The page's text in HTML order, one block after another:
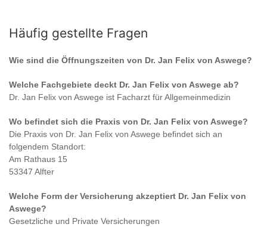
Häufig gestellte Fragen
Wie sind die Öffnungszeiten von Dr. Jan Felix von Aswege?
Welche Fachgebiete deckt Dr. Jan Felix von Aswege ab?
Dr. Jan Felix von Aswege ist Facharzt für Allgemeinmedizin
Wo befindet sich die Praxis von Dr. Jan Felix von Aswege?
Die Praxis von Dr. Jan Felix von Aswege befindet sich an
folgendem Standort:
Am Rathaus 15
53347 Alfter
Welche Form der Versicherung akzeptiert Dr. Jan Felix von
Aswege?
Gesetzliche und Private Versicherungen